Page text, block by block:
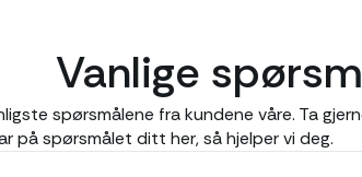
Vanlige
spørsmålene fra kundene våre. Ta
på spørsmålet ditt her, så hjelper vi deg.